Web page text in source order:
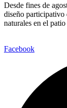
Desde fines de
diseño participativo
naturales en el
Facebook